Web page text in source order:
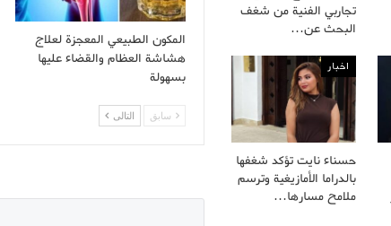
المكون الطبيعي المعجزة لعلاج
هشاشة العظام والقضاء عليها
بسهولة
سابق التالى
تجاربي الفنية من شغف
البحث عن…
اخبار
حسناء نايت تؤكد شغفها
بالدراما الأمازيغية وترسم
ملامح مسارها…